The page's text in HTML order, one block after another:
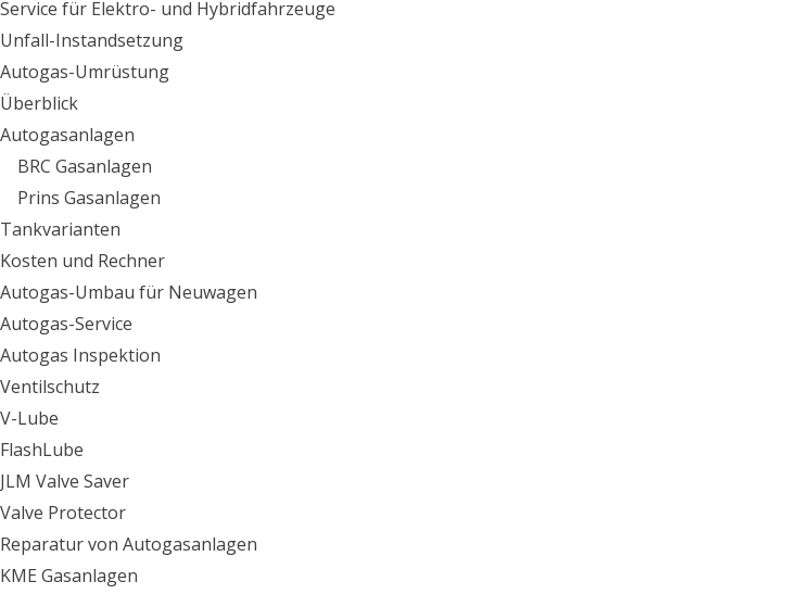
Service für Elektro- und Hybridfahrzeuge
Unfall-Instandsetzung
Autogas-Umrüstung
Überblick
Autogasanlagen
BRC Gasanlagen
Prins Gasanlagen
Tankvarianten
Kosten und Rechner
Autogas-Umbau für Neuwagen
Autogas-Service
Autogas Inspektion
Ventilschutz
V-Lube
FlashLube
JLM Valve Saver
Valve Protector
Reparatur von Autogasanlagen
KME Gasanlagen